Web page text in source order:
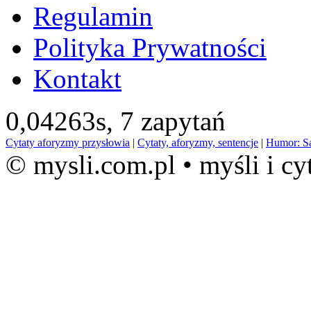
Regulamin
Polityka Prywatności
Kontakt
0,04263s, 7 zapytań
Cytaty aforyzmy przysłowia | Cytaty, aforyzmy, sentencje | Humor:
© mysli.com.pl • myśli i